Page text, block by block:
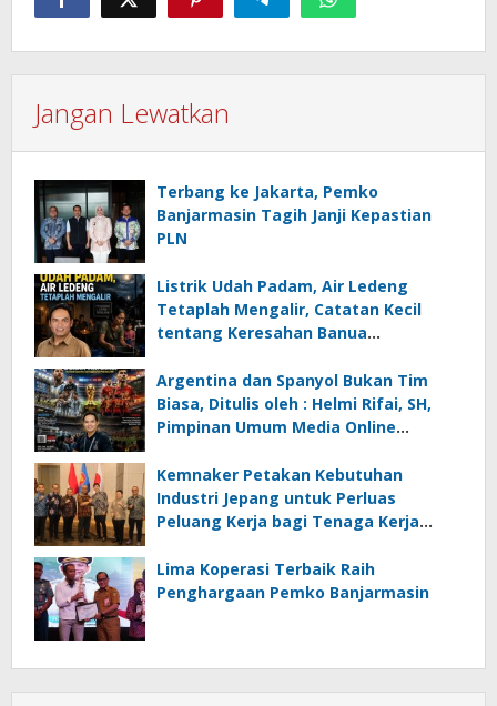
Jangan Lewatkan
Terbang ke Jakarta, Pemko
Banjarmasin Tagih Janji Kepastian
PLN
Listrik Udah Padam, Air Ledeng
Tetaplah Mengalir, Catatan Kecil
tentang Keresahan Banua
Ancaman Lingkungan, Oleh : Helmi
Rifai, SH
Argentina dan Spanyol Bukan Tim
Biasa, Ditulis oleh : Helmi Rifai, SH,
Pimpinan Umum Media Online
Kemnaker Petakan Kebutuhan
Industri Jepang untuk Perluas
Peluang Kerja bagi Tenaga Kerja
Lima Koperasi Terbaik Raih
Penghargaan Pemko Banjarmasin